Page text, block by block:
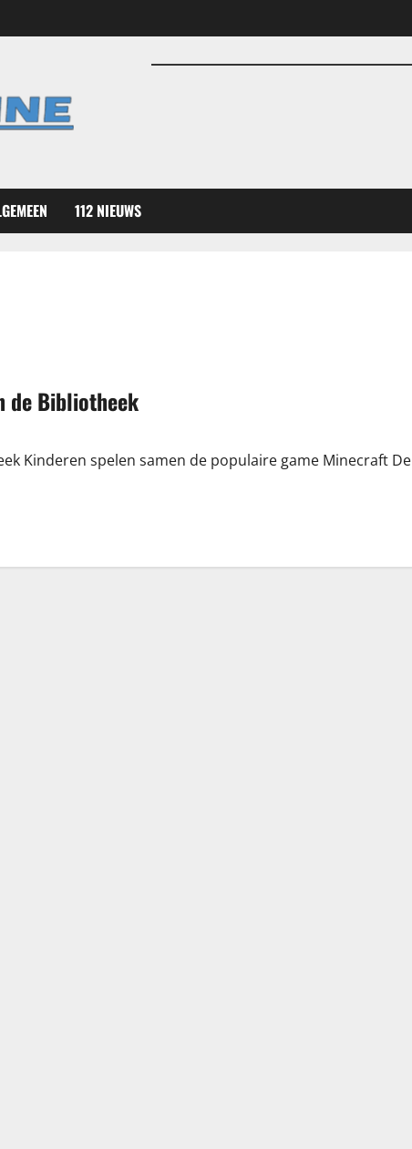
112 NIEUWS
de Bibliotheek
Kinderen spelen samen de populaire game Minecraft De